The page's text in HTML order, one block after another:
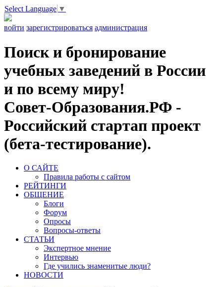
Select Language ▼
войти зарегистрироваться администрация
Поиск и бронирование
учебных заведений в России
и по всему миру!
Совет-Образования.РФ -
Российский стартап проект
(бета-тестирование).
О САЙТЕ
Правила работы с сайтом
РЕЙТИНГИ
ОБЩЕНИЕ
Блоги
Форум
Опросы
Вопросы-ответы
СТАТЬИ
Экспертное мнение
Интервью
Где учились знаменитые люди?
НОВОСТИ